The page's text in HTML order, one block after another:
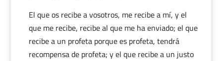
El que os recibe a vosotros, me recibe a mí, y el
que me recibe, recibe al que me ha enviado; el que
recibe a un profeta porque es profeta, tendrá
recompensa de profeta; y el que recibe a un justo